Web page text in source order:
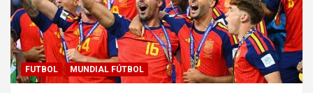
FUTBOL MUNDIAL FÚTBOL